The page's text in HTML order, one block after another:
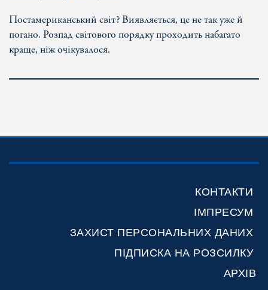
Постамериканський світ? Виявляється, це не так уже й
погано. Розпад світового порядку проходить набагато
краще, ніж очікувалося.
КОНТАКТИ
ІМПРЕСУМ
ЗАХИСТ ПЕРСОНАЛЬНИХ ДАНИХ
ПІДПИСКА НА РОЗСИЛКУ
АРХІВ